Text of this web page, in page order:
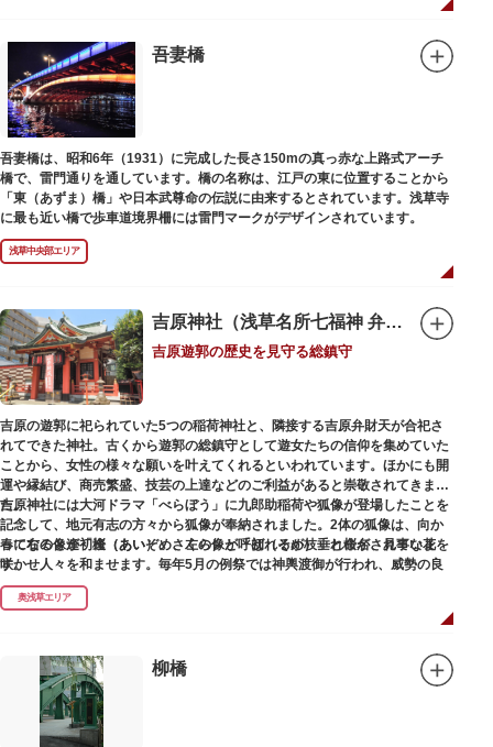
別館の1階には、小企画展などの開催もできる上野の森美術館ギャラリー、
そして、3階には上野の森アートスクールが設置され、初心者から熟練者を
対象とした油彩・アクリル、水彩、日本画のクラスや、週末に受講できる単
発講座などを開催しています。
吾妻橋
吾妻橋は、昭和6年（1931）に完成した長さ150mの真っ赤な上路式アーチ
橋で、雷門通りを通しています。橋の名称は、江戸の東に位置することから
「東（あずま）橋」や日本武尊命の伝説に由来するとされています。浅草寺
に最も近い橋で歩車道境界柵には雷門マークがデザインされています。
浅草中央部エリア
吉原神社（浅草名所七福神 弁財天）
吉原遊郭の歴史を見守る総鎮守
吉原の遊郭に祀られていた5つの稲荷神社と、隣接する吉原弁財天が合祀さ
れてできた神社。古くから遊郭の総鎮守として遊女たちの信仰を集めていた
ことから、女性の様々な願いを叶えてくれるといわれています。ほかにも開
運や縁結び、商売繁盛、技芸の上達などのご利益があると崇敬されてきまし
た。
春になると逢初桜（あいぞめさくら）と呼ばれるが枝垂れ桜が、見事な花を
咲かせ人々を和ませます。毎年5月の例祭では神輿渡御が行われ、威勢の良
い掛け声とともに各町は活気にあふれます。
吉原弁財天は浅草名所七福神の一社・弁財天にあたり、七福神に関する授与
吉原神社には大河ドラマ「べらぼう」に九郎助稲荷や狐像が登場したことを
記念して、地元有志の方々から狐像が奉納されました。2体の狐像は、向か
って右の像が「逢（あい）」、左の像が「初（そめ）」と命名されていま
す。
奥浅草エリア
柳橋